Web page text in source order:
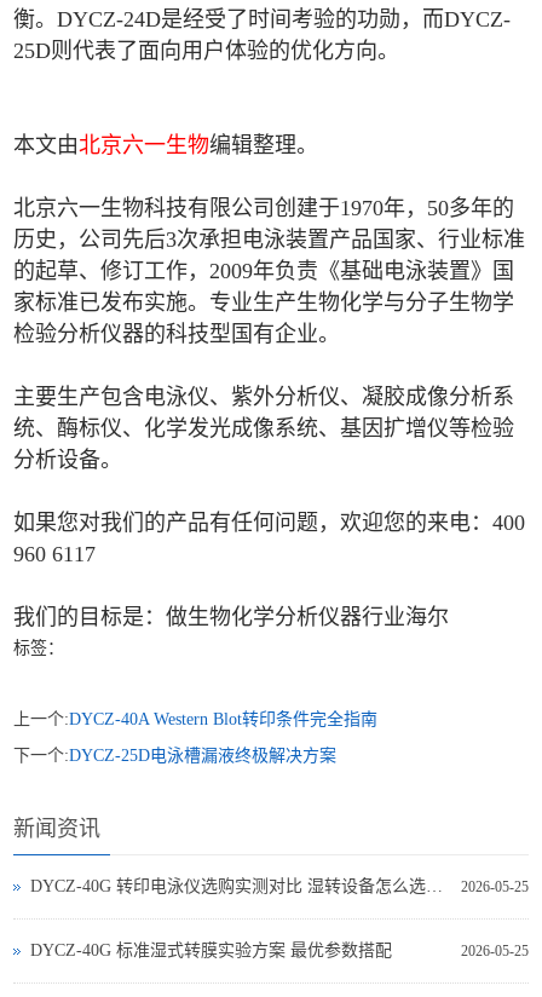
衡。DYCZ-24D是经受了时间考验的功勋，而DYCZ-
25D则代表了面向用户体验的优化方向。
本文由北京六一生物编辑整理。
北京六一生物科技有限公司创建于1970年，50多年的
历史，公司先后3次承担电泳装置产品国家、行业标准
的起草、修订工作，2009年负责《基础电泳装置》国
家标准已发布实施。专业生产生物化学与分子生物学
检验分析仪器的科技型国有企业。
主要生产包含电泳仪、紫外分析仪、凝胶成像分析系
统、酶标仪、化学发光成像系统、基因扩增仪等检验
分析设备。
如果您对我们的产品有任何问题，欢迎您的来电：400
960 6117
我们的目标是：做生物化学分析仪器行业海尔
标签：
上一个:DYCZ-40A Western Blot转印条件完全指南
下一个:DYCZ-25D电泳槽漏液终极解决方案
新闻资讯
2026-05-25
DYCZ-40G 转印电泳仪选购实测对比 湿转设备怎么选不踩坑
2026-05-25
DYCZ-40G 标准湿式转膜实验方案 最优参数搭配